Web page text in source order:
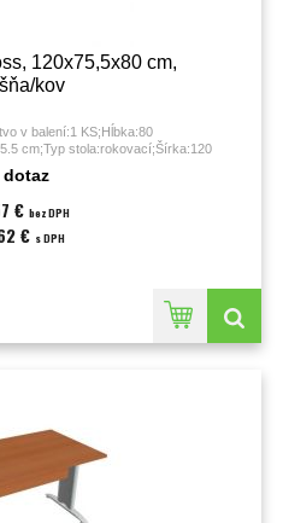
120x75,5x80 cm,
kov
v balení:1 KS;Hĺbka:80
cm;Typ stola:rokovací;Šírka:120
dotaz
€ bez DPH
€ s DPH